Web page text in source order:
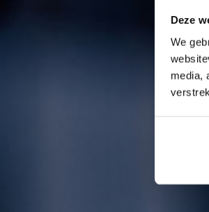
Deze
We
media,